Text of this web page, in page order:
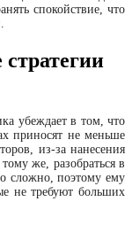
спокойствие, что
убеждает в том, что
приносят не меньше
из-за нанесения
же, разобраться в
сложно, поэтому ему
не требуют больших